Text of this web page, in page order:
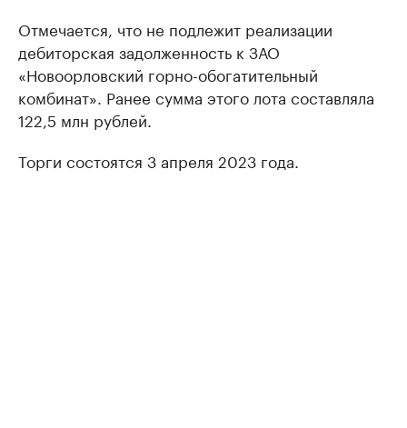
Отмечается, что не подлежит реализации
дебиторская задолженность к ЗАО
«Новоорловский горно-обогатительный
комбинат». Ранее сумма этого лота составляла
122,5 млн рублей.
Торги состоятся 3 апреля 2023 года.